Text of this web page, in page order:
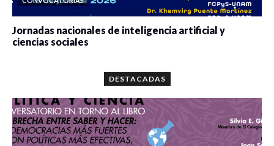
Jornadas nacionales de inteligencia artificial y
ciencias sociales
DESTACADAS